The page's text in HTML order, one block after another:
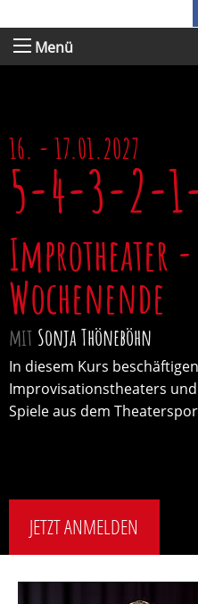
Menü
16. - 17.01.2027
5-4-3-2-1-
Improtheater -
Wochenende
mit Sonja Thöneböhn
In diesem Kurs
Improvisationstheaters
Spiele aus dem
JETZT ANMELDEN